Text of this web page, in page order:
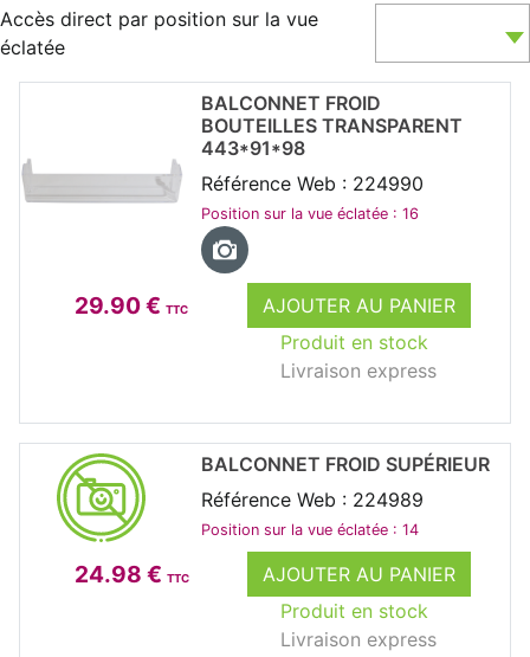
Accès direct par position sur la vue
éclatée
29.90 € TTC
AJOUTER AU PANIER
Produit en stock
Livraison express
BALCONNET FROID
BOUTEILLES TRANSPARENT
443*91*98
Référence Web : 224990
Position sur la vue éclatée : 16
24.98 € TTC
AJOUTER AU PANIER
Produit en stock
Livraison express
BALCONNET FROID SUPÉRIEUR
Référence Web : 224989
Position sur la vue éclatée : 14